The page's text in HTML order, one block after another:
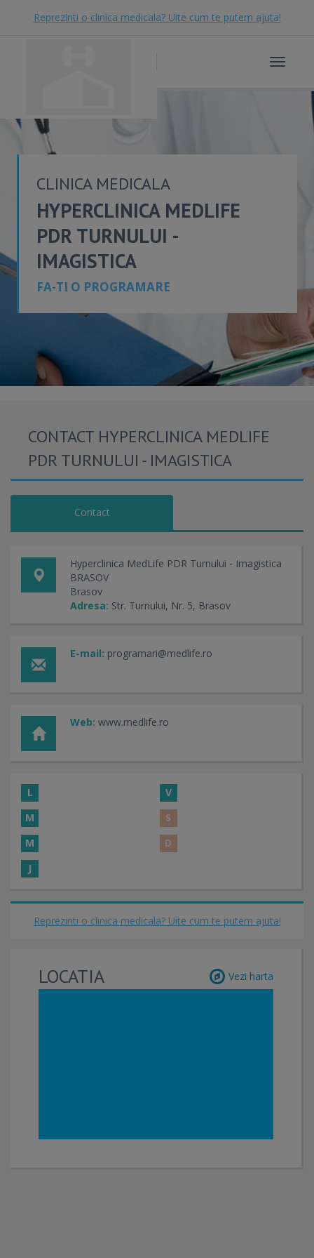
Reprezinti o clinica medicala? Uite cum te putem ajuta!
Toggle
CLINICA MEDICALA
HYPERCLINICA MEDLIFE
PDR TURNULUI -
IMAGISTICA
FA-TI O PROGRAMARE
CONTACT HYPERCLINICA MEDLIFE
PDR TURNULUI - IMAGISTICA
Contact
Hyperclinica MedLife PDR Turnului - Imagistica
BRASOV
Brasov
Adresa: Str. Turnului, Nr. 5, Brasov
E-mail: programari@medlife.ro
Web: www.medlife.ro
L
V
M
S
M
D
J
Reprezinti o clinica medicala? Uite cum te putem ajuta!
LOCATIA Vezi harta